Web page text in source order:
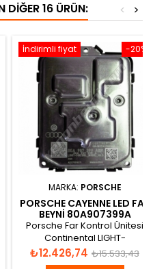
DIĞER 16 ÜRÜN: >
<
-20%
İndirimli fiyat
MARKA: PORSCHE
PORSCHE CAYENNE LED FAR
BEYNI 80A907399A
Porsche Far Kontrol Ünitesi
Continental LIGHT-
CONTROL_MODUL_MAX
A2C75316209, 80A 907 399 A
Fiyat
₺12.426,74 Normal
₺15.533,43